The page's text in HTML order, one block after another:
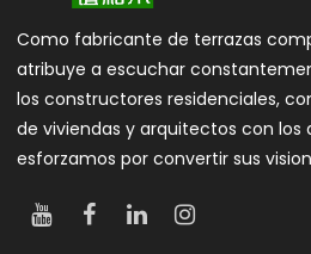
Como fabricante de terrazas
atribuye a escuchar
los constructores residenciales,
de viviendas y arquitectos con los
esforzamos por convertir sus